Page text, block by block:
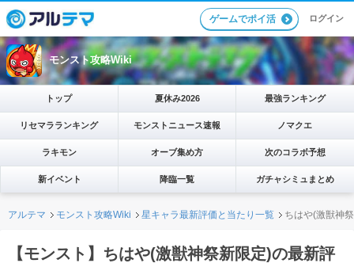
ゲームでポイ活 ログイン
モンスト攻略Wiki
トップ 夏休み2026 最強ランキング
リセマラランキング モンストニュース速報 ノマクエ
ラキモン オーブ集め方 次のコラボ予想
新イベント 降臨一覧 ガチャシミュまとめ
アルテマ モンスト攻略Wiki 星キャラ最新評価と当たり一覧 ちはや(激獣神
【モンスト】ちはや(激獣神祭新限定)の最新評